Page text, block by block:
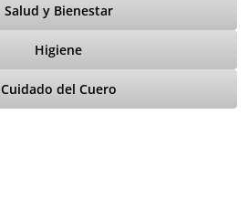
Salud y Bienestar
Higiene
Cuidado del Cuero